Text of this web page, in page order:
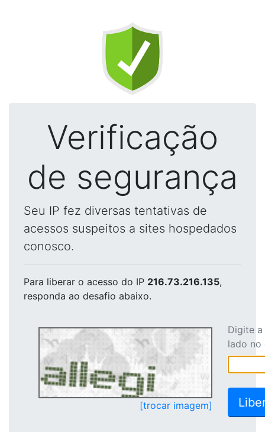
Verificação
de segurança
Seu IP fez diversas tentativas de
acessos suspeitos a sites hospedados
conosco.
Para liberar o acesso do IP 216.73.216.135,
responda ao desafio abaixo.
[trocar imagem]
Digite
lado no